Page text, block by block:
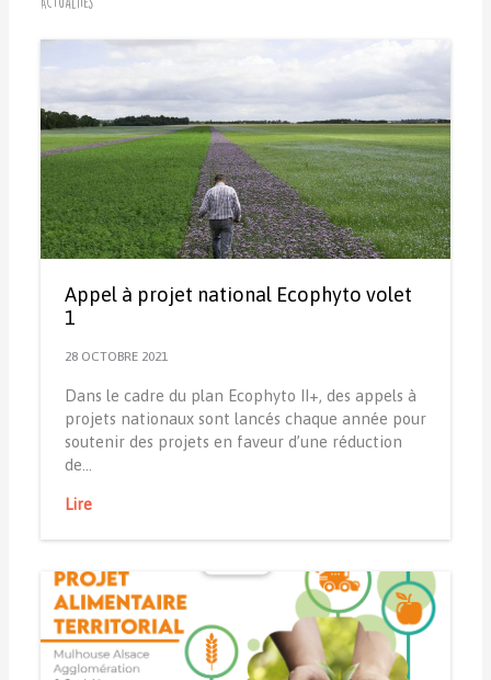
Appel à projet national Ecophyto volet
1
28 OCTOBRE 2021
Dans le cadre du plan Ecophyto II+, des appels à
projets nationaux sont lancés chaque année pour
soutenir des projets en faveur d’une réduction
de…
Lire